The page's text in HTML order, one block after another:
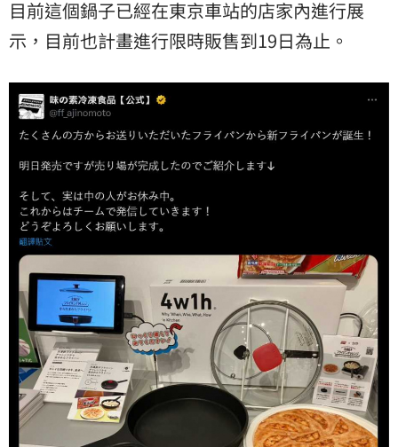
目前這個鍋子已經在東京車站的店家內進行展
示，目前也計畫進行限時販售到19日為止。